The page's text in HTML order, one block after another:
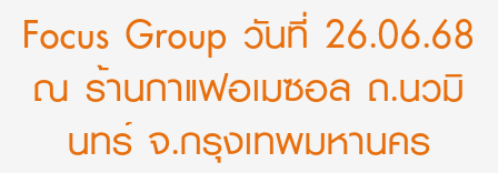
Focus Group วันที่ 26.06.68
ณ ร้านกาแฟอเมซอล ถ.นวมิ
นทร์ จ.กรุงเทพมหานคร